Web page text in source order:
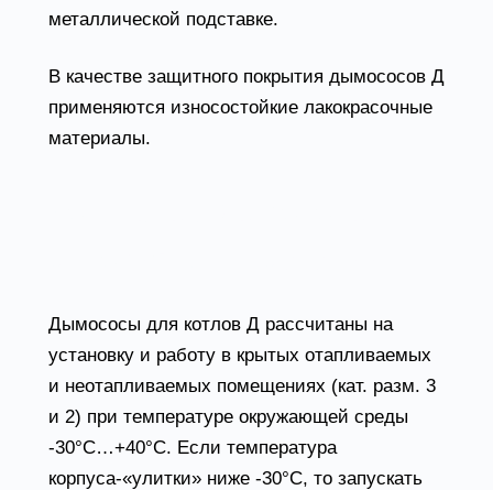
металлической подставке.
В качестве защитного покрытия дымососов Д
применяются износостойкие лакокрасочные
материалы.
Дымососы для котлов Д рассчитаны на
установку и работу в крытых отапливаемых
и неотапливаемых помещениях (кат. разм. 3
и 2) при температуре окружающей среды
-30°С…+40°С. Если температура
корпуса-«улитки» ниже -30°С, то запускать